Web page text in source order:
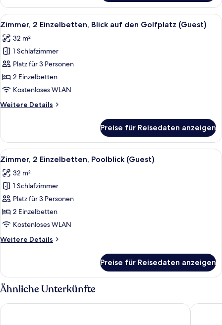
2 Einzelbetten,
Poolblick
Alle
Fotos
für
Zimmer,
2 Einzelbetten,
Blick
auf
Golfplatz
Ein Hotelzimmer mit zwei Betten,
7
Zimmer, 2 Einzelbetten, Blick auf den Golfplatz (Guest)
32 m²
1 Schlafzimmer
Platz für 3 Personen
2 Einzelbetten
Kostenloses WLAN
Weitere Details
Weitere
2 Einzelbetten,
Blick
auf
Golfplatz
(Guest)
Preise für Reisedaten anzeigen
Alle
Fotos
für
Zimmer,
2 Einzelbetten,
Poolblick
(Guest)
Ein Hotelzimmer mit zwei Betten,
8
Zimmer, 2 Einzelbetten, Poolblick (Guest)
32 m²
1 Schlafzimmer
Platz für 3 Personen
2 Einzelbetten
Kostenloses WLAN
Weitere Details
Weitere
2 Einzelbetten,
Poolblick
(Guest)
Preise für Reisedaten anzeigen
Ähnliche Unterkünfte
Sunway Velocity Hotel Kuala Lumpur Aloft by